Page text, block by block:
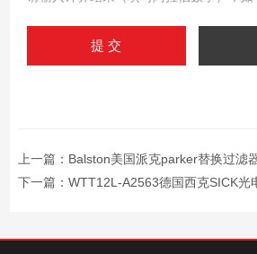
上一篇： Balston美国派克parker替换过滤
下一篇： WTT12L-A2563德国西克SICK光